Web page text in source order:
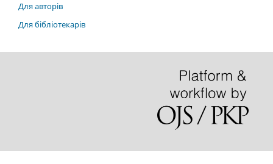
Для авторів
Для бібліотекарів